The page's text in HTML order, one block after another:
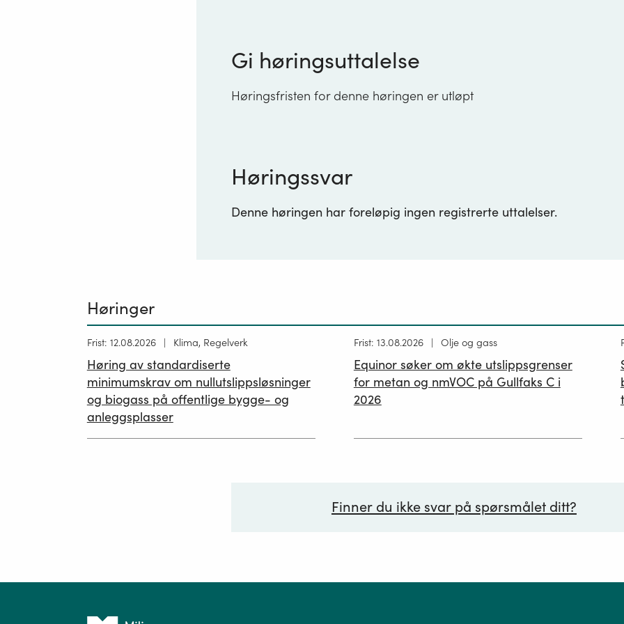
Gi høringsuttalelse
Høringsfristen for denne høringen er utløpt
Høringssvar
Denne høringen har foreløpig ingen registrerte uttalelser.
Høringer
Høring
12.05.2026
Frist: 12.08.2026 Klima, Regelverk
Høring av standardiserte
minimumskrav om nullutslippsløsninger
og biogass på offentlige bygge- og
anleggsplasser
Høring
02.07.2026
Frist: 13.08.2026 Olje og gass
Equinor søker om økte utslippsgrenser
for metan og nmVOC på Gullfaks C i
2026
Finner du ikke svar på spørsmålet ditt?